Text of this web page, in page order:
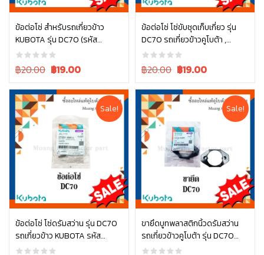
ข้อต่อโซ่ สำหรับรถเกี่ยวข้าว
KUBOTA รุ่น DC70 (รหัส
5T051-46460)
Original
was:
฿20.00.
฿20.00 Current
is:
฿20.00.
฿19.00
หยิบใส่ตะกร้า
ข้อต่อโซ่ โซ่ขับชุดเก็บเกี่ยว รุ่น
DC70 รถเกี่ยวข้าวคูโบต้า ,
5T051-46450
Original
was:
฿20.00.
฿20.00 Current
is:
฿20.00.
฿19.00
หยิบใส่ตะกร้า
Sale!
ข้อต่อโซ่ โซ่ดรัมสว่าน รุ่น DC70
รถเกี่ยวข้าว KUBOTA รหัส
5T051-49410
หยิบใส่ตะกร้า
Sale!
ขายึดบูทพลาสติกนิ้วดรัมสว่าน
รถเกี่ยวข้าวคูโบต้า รุ่น DC70
5t124-52484
หยิบใส่ตะกร้า